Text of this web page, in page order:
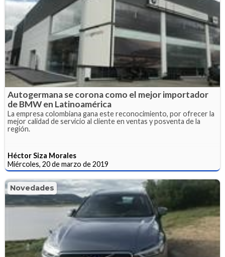
Autogermana se corona como el mejor importador
de BMW en Latinoamérica
La empresa colombiana gana este reconocimiento, por ofrecer la
mejor calidad de servicio al cliente en ventas y posventa de la
región.
Héctor Siza Morales
Miércoles, 20 de marzo de 2019
Novedades